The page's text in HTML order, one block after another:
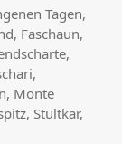
Tagen,
, Faschaun,
,
,
, Monte
, Stultkar,